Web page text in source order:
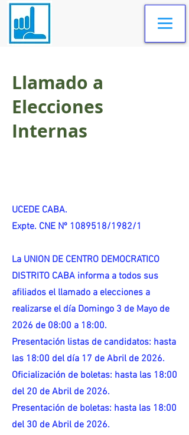
Llamado a
Elecciones
Internas
UCEDE CABA.
Expte. CNE Nº 1089518/1982/1
La UNION DE CENTRO DEMOCRATICO
DISTRITO CABA informa a todos sus
afiliados el llamado a elecciones a
realizarse el día Domingo 3 de Mayo de
2026 de 08:00 a 18:00.
Presentación listas de candidatos: hasta
las 18:00 del día 17 de Abril de 2026.
Oficialización de boletas: hasta las 18:00
del 20 de Abril de 2026.
Presentación de boletas: hasta las 18:00
del 30 de Abril de 2026.